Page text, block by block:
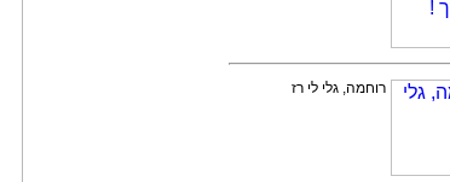
רוחמה, גלי לי רז